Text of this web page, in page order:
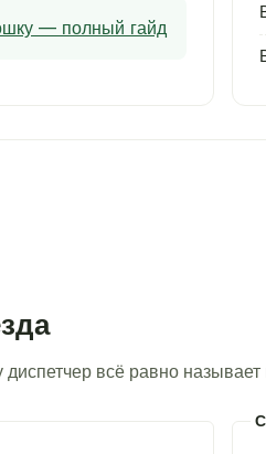
— полный гайд
всё равно